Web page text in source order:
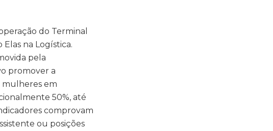
do Terminal
na Logística.
pela
promover a
mulheres em
50%, até
comprovam
ou posições